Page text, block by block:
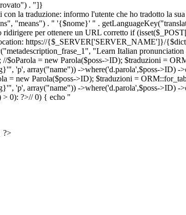
. "]}
la traduzione: informo l'utente che ho tradotto la
"means") . " '{$nome}' " .
per ottenere un URL corretto if
https://{$_SERVER['SERVER_NAME']}/
"Learn Italian
= new Parola($poss->ID); $traduzioni =
'p', array("name")) ->where('d.parola',$poss->ID) -
new Parola($poss->ID); $traduzioni =
'p', array("name")) ->where('d.parola',$poss->ID) -
> 0): ?>// 0) { echo "
?>